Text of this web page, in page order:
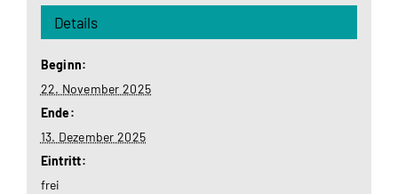
Details
Beginn:
22. November 2025
Ende:
13. Dezember 2025
Eintritt:
frei